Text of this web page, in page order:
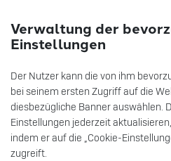
Verwaltung der
Einstellungen
Der Nutzer kann die von ihm
bei seinem ersten Zugriff auf die
diesbezügliche Banner auswählen.
Einstellungen jederzeit
indem er auf die „Cookie-
zugreift.